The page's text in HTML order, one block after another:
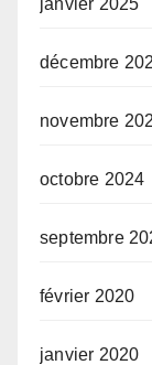
décembre
novembre
octobre 2024
septembre
février 2020
janvier 2020